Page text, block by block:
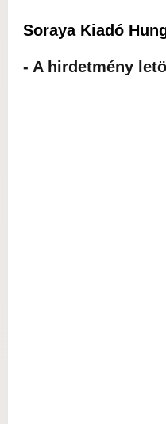
Soraya Kiadó
- A hirdetmény